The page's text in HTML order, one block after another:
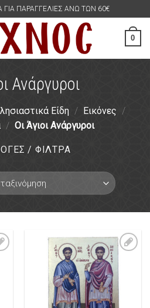
ΠΑΡΑΓΓΕΛΙΕΣ ΑΝΩ ΤΩΝ 60€
0
Ανάργυροι
Είδη / Εικόνες /
/ Οι Άγιοι Ανάργυροι
/ ΦΙΛΤΡΑ
Πρόσθήκη
στην λίστα
επιθυμιών